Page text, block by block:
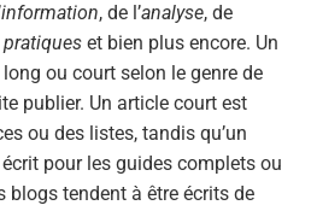
information, de l’analyse, de
et bien plus encore. Un
ou court selon le genre de
publier. Un article court est
ou des listes, tandis qu’un
pour les guides complets ou
blogs tendent à être écrits de